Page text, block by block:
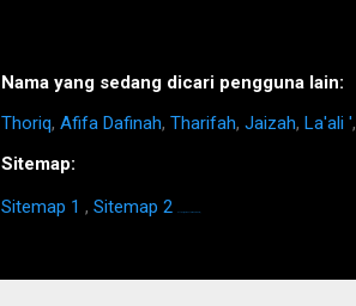
Nama yang sedang dicari pengguna lain:
Thoriq, Afifa Dafinah, Tharifah, Jaizah, La'ali ',
Sitemap:
Sitemap 1 , Sitemap 2